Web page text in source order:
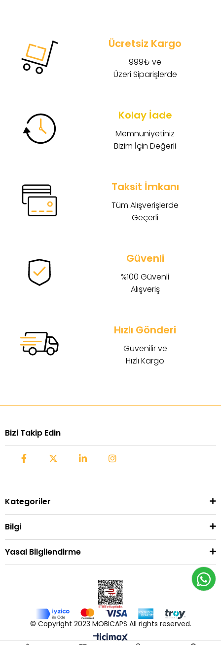
Ücretsiz Kargo
999₺ ve
Üzeri Siparişlerde
Kolay İade
Memnuniyetiniz
Bizim İçin Değerli
Taksit İmkanı
Tüm Alışverişlerde
Geçerli
Güvenli
%100 Güvenli
Alışveriş
Hızlı Gönderi
Güvenilir ve
Hızlı Kargo
Bizi Takip Edin
Kategoriler
Bilgi
Yasal Bilgilendirme
© Copyright 2023 MOBICAPS All rights reserved.